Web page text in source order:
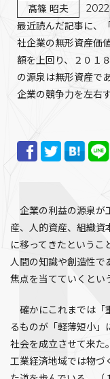
髙篠 昭夫
最近読んだ記事に、
社企業の無形資産価
額を上回り、２０１
の源泉は無形資産で
企業の競争力を左右
企業の利益の源泉が
産、人的資産、組織資
に移ってきたという
人間の知識や創造性で
焦点を当てていくとい
確かにこれまでは「
るものが「軽薄短小」
社会を成立させて来た
工業経済地域では物づ